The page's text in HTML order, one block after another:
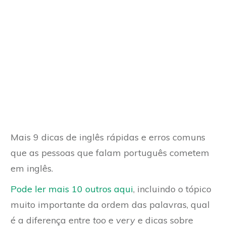
Mais 9 dicas de inglês rápidas e erros comuns
que as pessoas que falam português cometem
em inglês.
Pode ler mais 10 outros aqui, incluindo o tópico
muito importante da ordem das palavras, qual
é a diferença entre too e very e dicas sobre